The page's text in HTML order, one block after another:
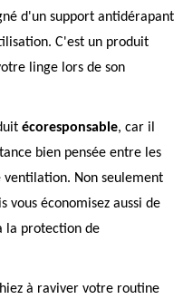
d'un support antidérapant
C'est un produit
linge lors de son
écoresponsable, car il
bien pensée entre les
ventilation. Non seulement
vous économisez aussi de
la protection de
à raviver votre routine